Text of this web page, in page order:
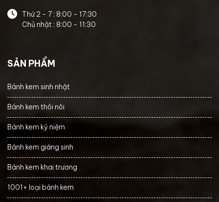
Thứ 2 - 7 : 8:00 - 17:30
Chủ nhật : 8:00 - 11:30
SẢN PHẨM
Bánh kem sinh nhật
Bánh kem thôi nôi
Bánh kem kỷ niệm
Bánh kem giáng sinh
Bánh kem khai trương
1001+ loại bánh kem